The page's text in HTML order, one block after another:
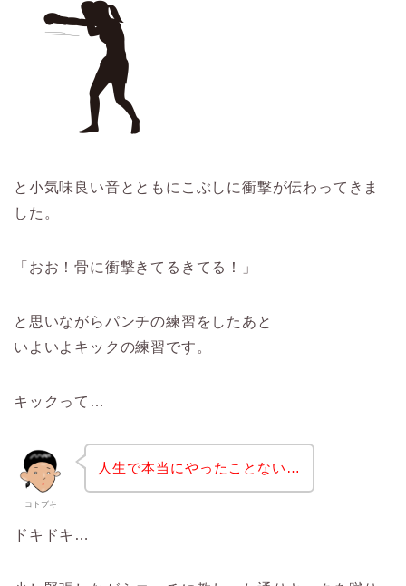
と小気味良い音とともにこぶしに衝撃が伝わってきま
した。
「おお！骨に衝撃きてるきてる！」
と思いながらパンチの練習をしたあと
いよいよキックの練習です。
キックって…
コトブキ
人生で本当にやったことない …
ドキドキ…